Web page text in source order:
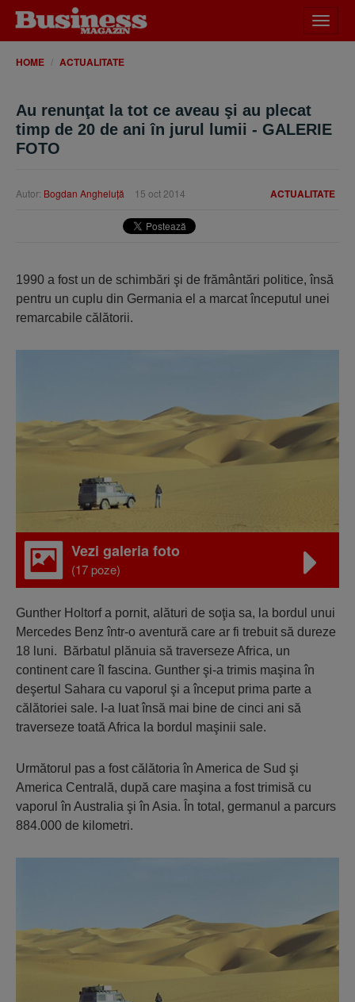
meniu
HOME ACTUALITATE
Au renunţat la tot ce aveau şi au plecat
timp de 20 de ani în jurul lumii - GALERIE
FOTO
ACTUALITATE
Autor: Bogdan Angheluţă 15 oct 2014
1990 a fost un de schimbări şi de frământări politice, însă
pentru un cuplu din Germania el a marcat începutul unei
remarcabile călătorii.
Vezi galeria foto
(17 poze)
Gunther Holtorf a pornit, alături de soţia sa, la bordul unui
Mercedes Benz într-o aventură care ar fi trebuit să dureze
18 luni. Bărbatul plănuia să traverseze Africa, un
continent care îl fascina. Gunther şi-a trimis maşina în
deşertul Sahara cu vaporul şi a început prima parte a
călătoriei sale. I-a luat însă mai bine de cinci ani să
traverseze toată Africa la bordul maşinii sale.
Următorul pas a fost călătoria în America de Sud şi
America Centrală, după care maşina a fost trimisă cu
vaporul în Australia şi în Asia. În total, germanul a parcurs
884.000 de kilometri.